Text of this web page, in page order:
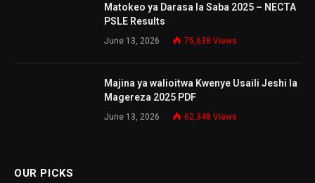
Matokeo ya Darasa la Saba 2025 – NECTA
PSLE Results
June 13, 2026 75,638 Views
Majina ya walioitwa Kwenye Usaili Jeshi la
Magereza 2025 PDF
June 13, 2026 62,348 Views
OUR PICKS